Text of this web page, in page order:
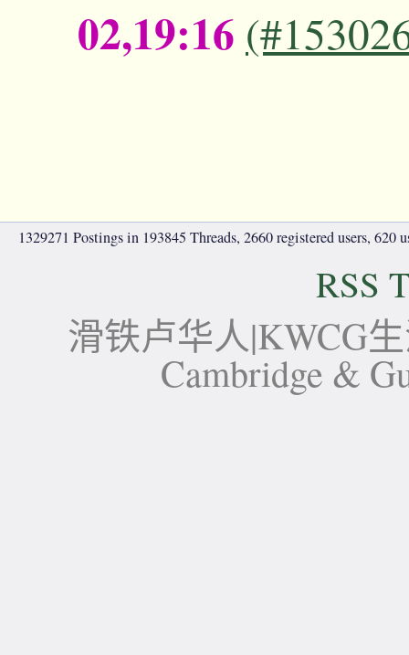
02,19:16
1329271 Postings in 193845 Threads, 2660 registered users, 620
RSS
滑铁卢华人|KWCG
Cambridge &